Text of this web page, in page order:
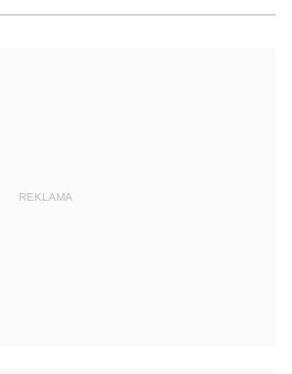
REKLAMA